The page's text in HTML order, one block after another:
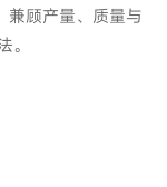
兼顾产量、质量与
。